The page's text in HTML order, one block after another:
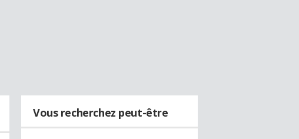
Vous recherchez peut-être